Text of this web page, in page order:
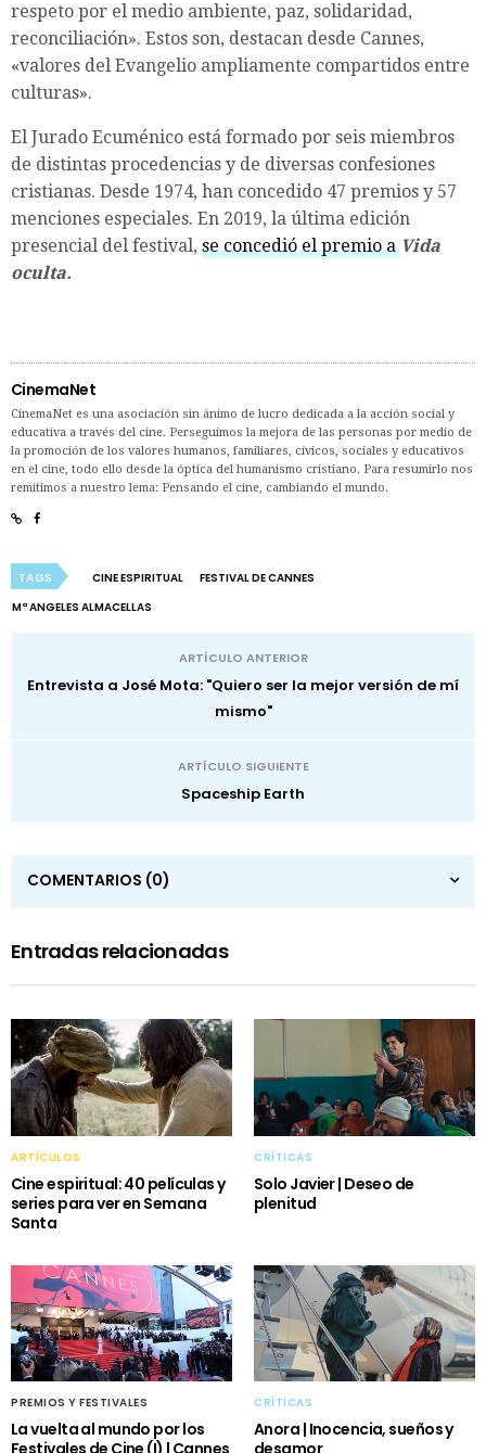
respeto por el medio ambiente, paz, solidaridad,
reconciliación». Estos son, destacan desde Cannes,
«valores del Evangelio ampliamente compartidos entre
culturas».
El Jurado Ecuménico está formado por seis miembros
de distintas procedencias y de diversas confesiones
cristianas. Desde 1974, han concedido 47 premios y 57
menciones especiales. En 2019, la última edición
presencial del festival, se concedió el premio aVida
oculta.
CinemaNet
CinemaNet es una asociación sin ánimo de lucro dedicada a la acción social y
educativa a través del cine. Perseguimos la mejora de las personas por medio de
la promoción de los valores humanos, familiares, cívicos, sociales y educativos
en el cine, todo ello desde la óptica del humanismo cristiano. Para resumirlo nos
remitimos a nuestro lema: Pensando el cine, cambiando el mundo.
TAGS CINE ESPIRITUAL
FESTIVAL DE CANNES
Mª ANGELES ALMACELLAS
ARTÍCULO ANTERIOR
Entrevista a José Mota: "Quiero ser la mejor versión de mí
mismo"
ARTÍCULO SIGUIENTE
Spaceship Earth
COMENTARIOS (0)
Entradas relacionadas
ARTÍCULOS
Cine espiritual: 40 películas y
series para ver en Semana
Santa
CRÍTICAS
Solo Javier | Deseo de
plenitud
PREMIOS Y FESTIVALES
La vuelta al mundo por los
CRÍTICAS
Anora | Inocencia, sueños y